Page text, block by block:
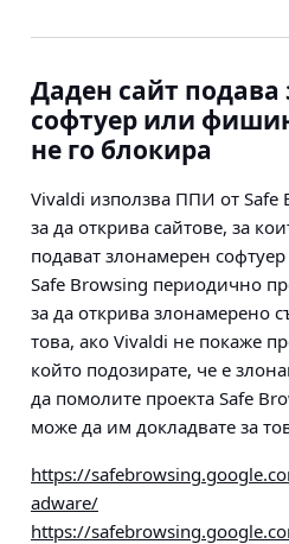
Даден сайт
софтуер или
не го блокира
Vivaldi използва ППИ от Safe
за да открива сайтове, за
подават злонамерен
Safe Browsing периодично
за да открива злонамерено
това, ако Vivaldi не покаже
който подозирате, че е
да помолите проекта Safe
може да им докладвате за
https://
adware/
https://